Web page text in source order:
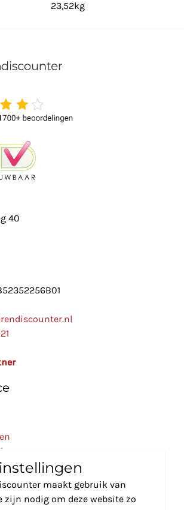
23,52kg
40
maakt gebruik van
zijn nodig om deze website zo